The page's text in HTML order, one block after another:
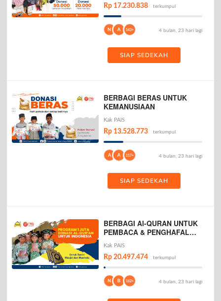
Rp 17.230.838 terkumpul
N A 143+ 4 bulan, 23 hari lagi
SIAP SEDEKAH
BERBAGI BERAS UNTUK
KEMANUSIAAN
Kak PAIS
Rp 13.528.773 terkumpul
A A 117+ 4 bulan, 23 hari lagi
SIAP SEDEKAH
BERBAGI Al-QURAN UNTUK
PEMBACA & PENGHAFAL
AL-QURAN
Kak PAIS
Rp 20.497.474 terkumpul
N B 162+ 4 bulan, 23 hari lagi